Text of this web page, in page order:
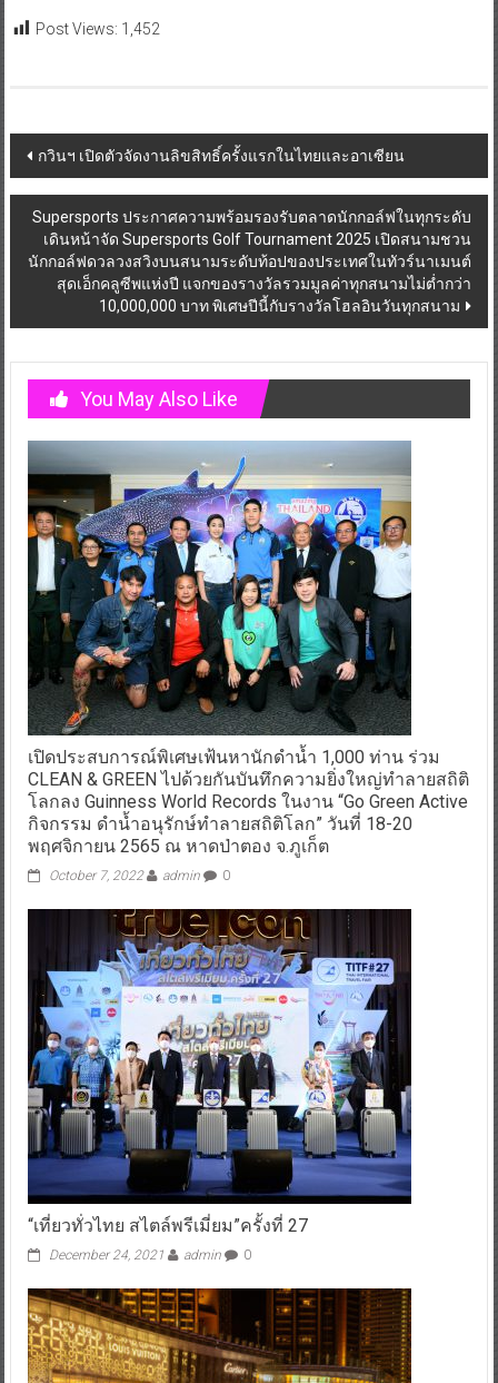
Post Views: 1,452
Post
navigation
กวินฯ เปิดตัวจัดงานลิขสิทธิ์ครั้งแรกในไทยและอาเซียน
Supersports ประกาศความพร้อมรองรับตลาดนักกอล์ฟในทุกระดับ
เดินหน้าจัด Supersports Golf Tournament 2025 เปิดสนามชวน
นักกอล์ฟดวลวงสวิงบนสนามระดับท้อปของประเทศในทัวร์นาเมนต์
สุดเอ็กคลูซีพแห่งปี แจกของรางวัลรวมมูลค่าทุกสนามไม่ต่ำกว่า
10,000,000 บาท พิเศษปีนี้กับรางวัลโฮลอินวันทุกสนาม
You May Also Like
เปิดประสบการณ์พิเศษเฟ้นหานักดำน้ำ 1,000 ท่าน ร่วม
CLEAN & GREEN ไปด้วยกันบันทึกความยิ่งใหญ่ทำลายสถิติ
โลกลง Guinness World Records ในงาน “Go Green Active
กิจกรรม ดำน้ำอนุรักษ์ทำลายสถิติโลก” วันที่ 18-20
พฤศจิกายน 2565 ณ หาดป่าตอง จ.ภูเก็ต
October 7, 2022 admin 0
“เที่ยวทั่วไทย สไตล์พรีเมี่ยม”ครั้งที่ 27
December 24, 2021 admin 0